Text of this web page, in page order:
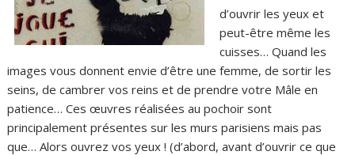
d’ouvrir les yeux et
peut-être même les
cuisses… Quand les
images vous donnent envie d’être une femme, de sortir les
seins, de cambrer vos reins et de prendre votre Mâle en
patience… Ces œuvres réalisées au pochoir sont
principalement présentes sur les murs parisiens mais pas
que… Alors ouvrez vos yeux ! (d’abord, avant d’ouvrir ce que